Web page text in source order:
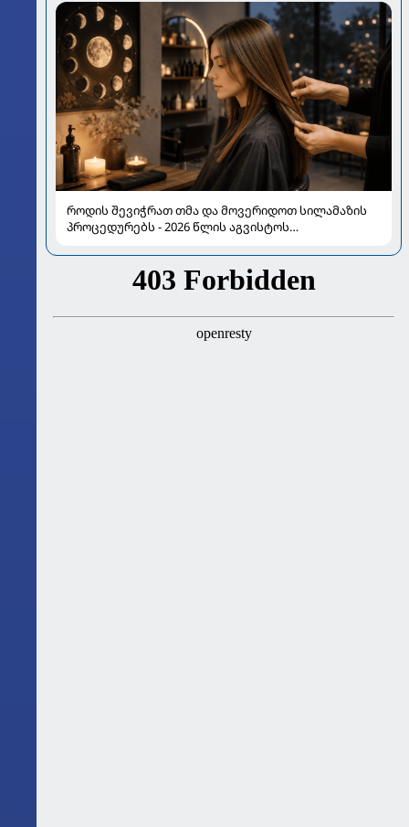
როდის შევიჭრათ თმა და მოვერიდოთ სილამაზის
პროცედურებს - 2026 წლის აგვისტოს